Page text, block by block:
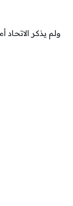
ولم يذكر الاتحاد